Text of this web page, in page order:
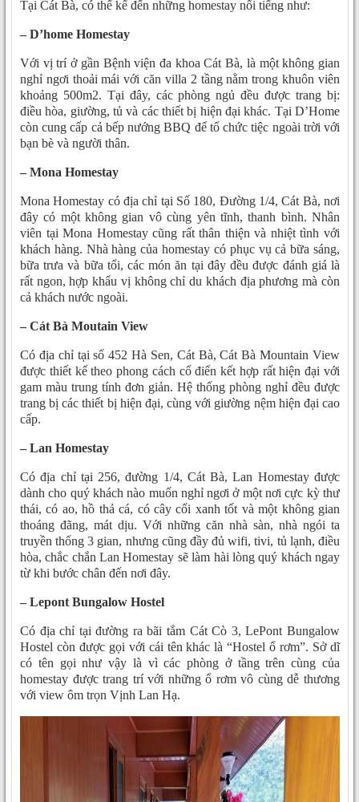
Tại Cát Bà, có thể kể đến những homestay nổi tiếng như:
– D’home Homestay
Với vị trí ở gần Bệnh viện đa khoa Cát Bà, là một không gian
nghỉ ngơi thoải mái với căn villa 2 tầng nằm trong khuôn viên
khoảng 500m2. Tại đây, các phòng ngủ đều được trang bị:
điều hòa, giường, tủ và các thiết bị hiện đại khác. Tại D’Home
còn cung cấp cả bếp nướng BBQ để tổ chức tiệc ngoài trời với
bạn bè và người thân.
– Mona Homestay
Mona Homestay có địa chỉ tại Số 180, Đường 1/4, Cát Bà, nơi
đây có một không gian vô cùng yên tĩnh, thanh bình. Nhân
viên tại Mona Homestay cũng rất thân thiện và nhiệt tình với
khách hàng. Nhà hàng của homestay có phục vụ cả bữa sáng,
bữa trưa và bữa tối, các món ăn tại đây đều được đánh giá là
rất ngon, hợp khẩu vị không chỉ du khách địa phương mà còn
cả khách nước ngoài.
– Cát Bà Moutain View
Có địa chỉ tại số 452 Hà Sen, Cát Bà, Cát Bà Mountain View
được thiết kế theo phong cách cổ điển kết hợp rất hiện đại với
gam màu trung tính đơn giản. Hệ thống phòng nghỉ đều được
trang bị các thiết bị hiện đại, cùng với giường nệm hiện đại cao
cấp.
– Lan Homestay
Có địa chỉ tại 256, đường 1/4, Cát Bà, Lan Homestay được
dành cho quý khách nào muốn nghỉ ngơi ở một nơi cực kỳ thư
thái, có ao, hồ thả cá, có cây cối xanh tốt và một không gian
thoáng đãng, mát dịu. Với những căn nhà sàn, nhà ngói ta
truyền thống 3 gian, nhưng cũng đầy đủ wifi, tivi, tủ lạnh, điều
hòa, chắc chắn Lan Homestay sẽ làm hài lòng quý khách ngay
từ khi bước chân đến nơi đây.
– Lepont Bungalow Hostel
Có địa chỉ tại đường ra bãi tắm Cát Cò 3, LePont Bungalow
Hostel còn được gọi với cái tên khác là “Hostel ổ rơm”. Sở dĩ
có tên gọi như vậy là vì các phòng ở tầng trên cùng của
homestay được trang trí với những ổ rơm vô cùng dễ thương
với view ôm trọn Vịnh Lan Hạ.